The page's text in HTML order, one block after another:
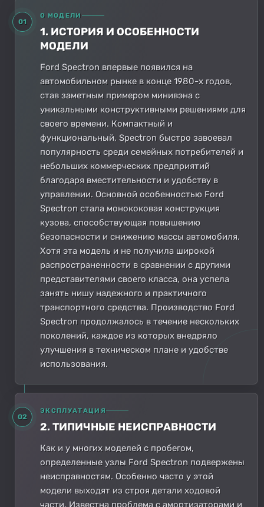
01
О МОДЕЛИ
1. ИСТОРИЯ И ОСОБЕННОСТИ
МОДЕЛИ
Ford Spectron впервые появился на
автомобильном рынке в конце 1980-х годов,
став заметным примером минивэна с
уникальными конструктивными решениями для
своего времени. Компактный и
функциональный, Spectron быстро завоевал
популярность среди семейных потребителей и
небольших коммерческих предприятий
благодаря вместительности и удобству в
управлении. Основной особенностью Ford
Spectron стала монококовая конструкция
кузова, способствующая повышению
безопасности и снижению массы автомобиля.
Хотя эта модель и не получила широкой
распространенности в сравнении с другими
представителями своего класса, она успела
занять нишу надежного и практичного
транспортного средства. Производство Ford
Spectron продолжалось в течение нескольких
поколений, каждое из которых внедряло
улучшения в техническом плане и удобстве
использования.
02
ЭКСПЛУАТАЦИЯ
2. ТИПИЧНЫЕ НЕИСПРАВНОСТИ
Как и у многих моделей с пробегом,
определенные узлы Ford Spectron подвержены
неисправностям. Особенно часто у этой
модели выходят из строя детали ходовой
части. Известна проблема с амортизаторами и